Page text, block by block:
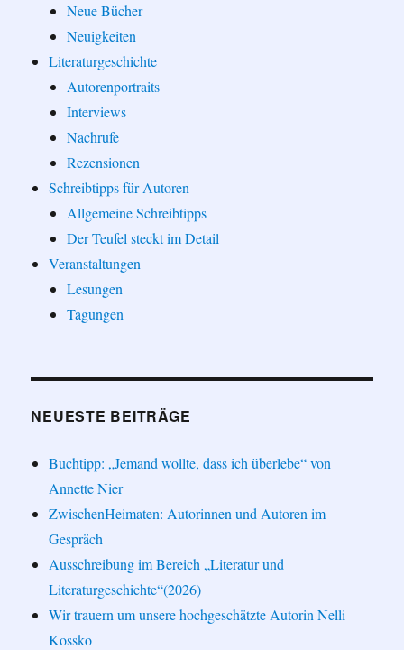
Neue Bücher
Neuigkeiten
Literaturgeschichte
Autorenportraits
Interviews
Nachrufe
Rezensionen
Schreibtipps für Autoren
Allgemeine Schreibtipps
Der Teufel steckt im Detail
Veranstaltungen
Lesungen
Tagungen
NEUESTE BEITRÄGE
Buchtipp: „Jemand wollte, dass ich überlebe“ von
Annette Nier
ZwischenHeimaten: Autorinnen und Autoren im
Gespräch
Ausschreibung im Bereich „Literatur und
Literaturgeschichte“(2026)
Wir trauern um unsere hochgeschätzte Autorin Nelli
Kossko